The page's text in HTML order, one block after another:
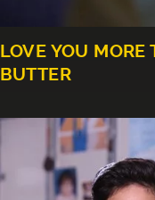
LOVE YOU MORE
BUTTER